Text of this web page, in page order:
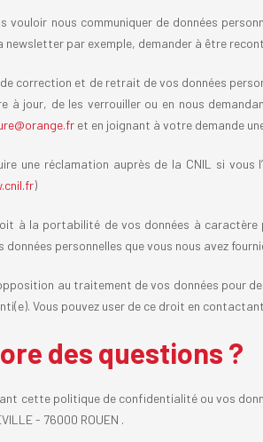
vouloir nous communiquer de données
newsletter par exemple, demander à être
de correction et de retrait de vos données
à jour, de les verrouiller ou en nous
et en joignant à votre demande
une réclamation auprès de la CNIL si
)
à la portabilité de vos données à caractère
personnelles que vous nous avez
au traitement de vos données pour
Vous pouvez user de ce droit en
des questions ?
cette politique de confidentialité ou vos
- 76000 ROUEN .